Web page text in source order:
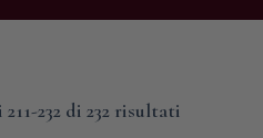
232 di 232 risultati